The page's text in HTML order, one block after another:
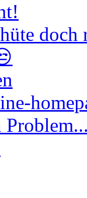
doch